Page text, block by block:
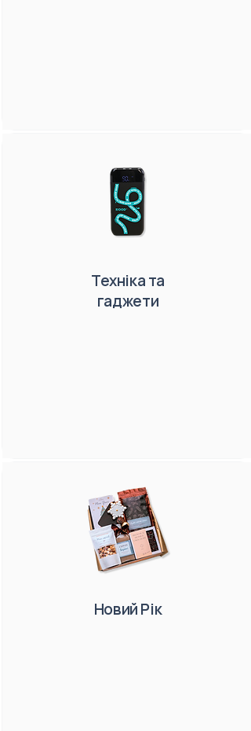
Техніка та
гаджети
Новий Рік